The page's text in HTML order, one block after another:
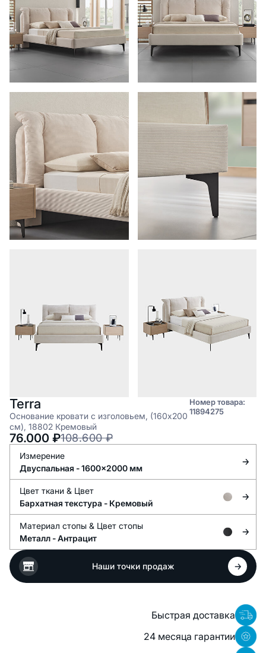
Terra
Основание кровати с изголовьем, (160x200
см), 18802 Кремовый
Номер товара:
11894275
108.600 ₽
76.000 ₽
Измерение
Двуспальная - 1600x2000 мм
Цвет ткани & Цвет
Бархатная текстура - Кремовый
Материал стопы & Цвет стопы
Металл -Антрацит
Наши точки продаж
Быстрая доставка
24 месяца гарантии